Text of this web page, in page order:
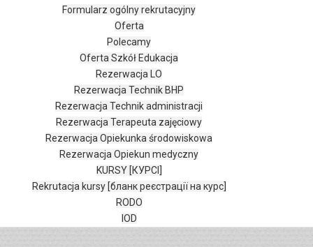
Formularz ogólny rekrutacyjny
Oferta
Polecamy
Oferta Szkół Edukacja
Rezerwacja LO
Rezerwacja Technik BHP
Rezerwacja Technik administracji
Rezerwacja Terapeuta zajęciowy
Rezerwacja Opiekunka środowiskowa
Rezerwacja Opiekun medyczny
KURSY [КУРСІ]
Rekrutacja kursy [бланк реєстрації на курс]
RODO
IOD